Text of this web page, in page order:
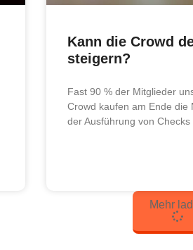
Kann die Crowd
steigern?
Fast 90 % der Mitglieder
Crowd kaufen am Ende die
der Ausführung von
Mehr